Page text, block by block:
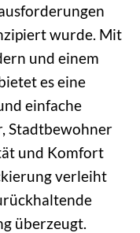
wurde. Mit
und einem
es eine
einfache
Stadtbewohner
und Komfort
verleiht
überzeugt.